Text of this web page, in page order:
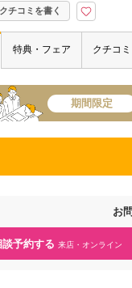
クチコミを書く
特典・フェア クチコミ
期間限定
お
談予約する 来店・オンライン